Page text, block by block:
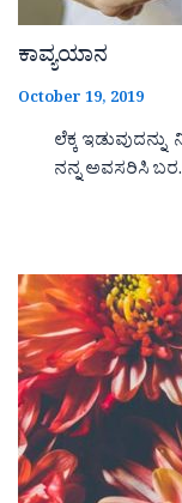
ಕಾವ್ಯಯಾನ
October 19, 2019
ಲೆಕ್ಕ
ನನ್ನ ಅವಸರಿಸಿ